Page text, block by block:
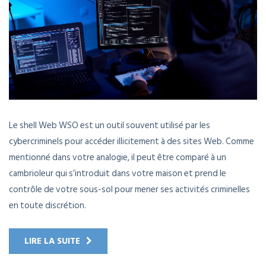
Le shell Web WSO est un outil souvent utilisé par les
cybercriminels pour accéder illicitement à des sites Web. Comme
mentionné dans votre analogie, il peut être comparé à un
cambrioleur qui s’introduit dans votre maison et prend le
contrôle de votre sous-sol pour mener ses activités criminelles
en toute discrétion.
LIRE LA SUITE